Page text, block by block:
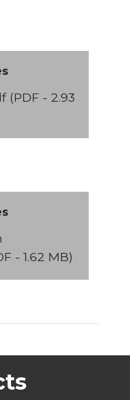
(PDF - 2.93
- 1.62 MB)